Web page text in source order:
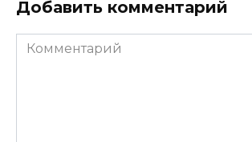
Добавить комментарий
Комментарий